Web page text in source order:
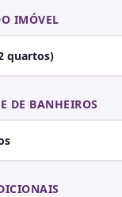
IMÓVEL
DE BANHEIROS